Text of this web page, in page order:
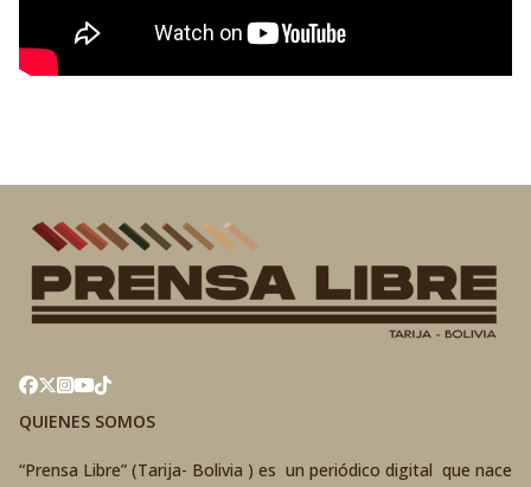
QUIENES SOMOS
“Prensa Libre” (Tarija- Bolivia ) es un periódico digital que nace